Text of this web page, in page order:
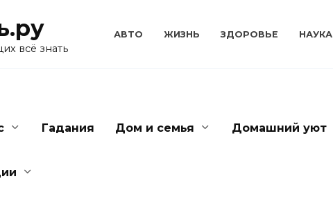
всё знать
АВТО ЖИЗНЬ ЗДОРОВЬЕ НАУКА
Гадания Дом и семья Домашний уют